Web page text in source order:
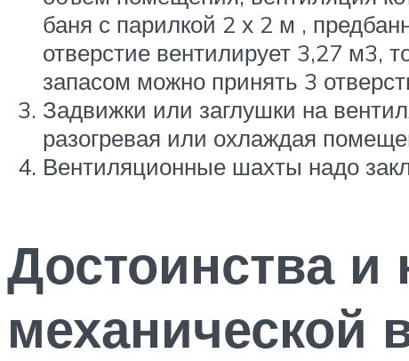
баня с парилкой 2 х 2 м ,
отверстие вентилирует 3,27 м3,
запасом можно принять 3
Задвижки или заглушки на
разогревая или охлаждая
Вентиляционные шахты надо
Достоинства и
механической